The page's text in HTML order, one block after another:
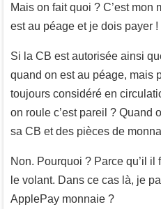
Mais on fait quoi ? C’est mon
est au péage et je dois payer !
Si la CB est autorisée ainsi
quand on est au péage, mais
toujours considéré en
on roule c’est pareil ? Quand
sa CB et des pièces de
Non. Pourquoi ? Parce qu’il
le volant. Dans ce cas là, je
ApplePay monnaie ?